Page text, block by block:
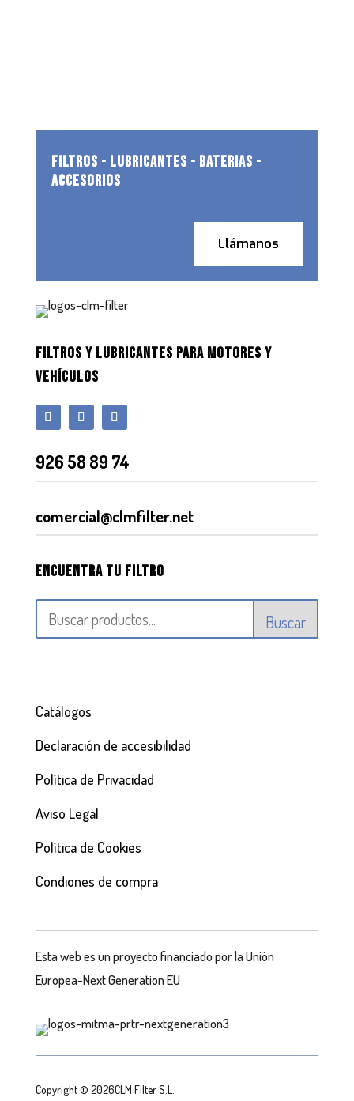
FILTROS - LUBRICANTES - BATERIAS -
ACCESORIOS
Llámanos
FILTROS Y LUBRICANTES PARA MOTORES Y
VEHÍCULOS
926 58 89 74
comercial@clmfilter.net
Encuentra tu filtro
Buscar
Catálogos
Declaración de accesibilidad
Política de Privacidad
Aviso Legal
Política de Cookies
Condiones de compra
Esta web es un proyecto financiado por la Unión
Europea-Next Generation EU
Copyright © 2026CLM Filter S.L.